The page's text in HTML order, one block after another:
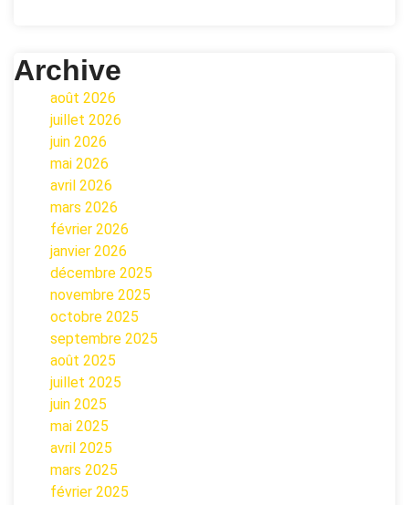
Archive
août 2026
juillet 2026
juin 2026
mai 2026
avril 2026
mars 2026
février 2026
janvier 2026
décembre 2025
novembre 2025
octobre 2025
septembre 2025
août 2025
juillet 2025
juin 2025
mai 2025
avril 2025
mars 2025
février 2025